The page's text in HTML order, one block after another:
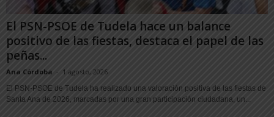
El PSN-PSOE de Tudela hace un balance
positivo de las fiestas, destaca el papel de las
peñas...
Ana Córdoba - 1 agosto, 2026
El PSN-PSOE de Tudela ha realizado una valoración positiva de las fiestas de
Santa Ana de 2026, marcadas por una gran participación ciudadana, un...